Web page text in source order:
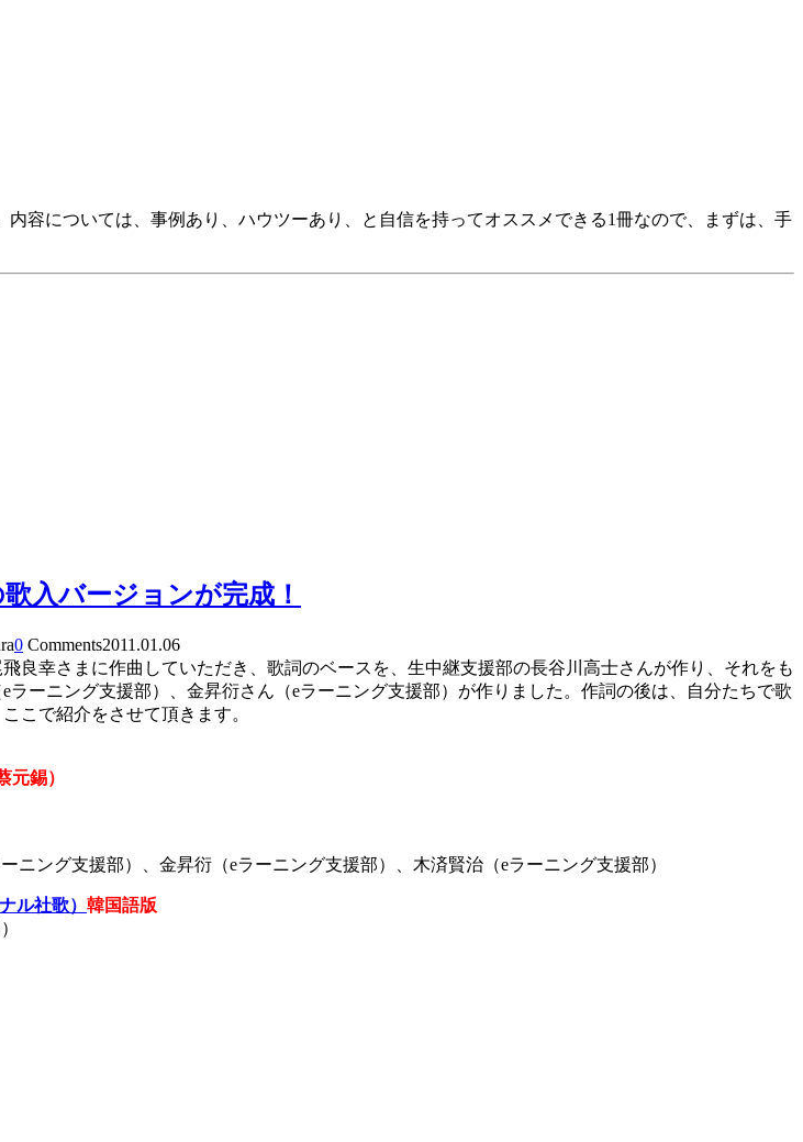
容については、事例あり、ハウツーあり、と自信を持ってオススメできる1冊なので、まずは、手
入バージョンが完成！
0 Comments2011.01.06
良幸さまに作曲していただき、歌詞のベースを、生中継支援部の長谷川高士さんが作り、それをも
ーニング支援部）、金昇衍さん（eラーニング支援部）が作りました。作詞の後は、自分たちで歌
こで紹介をさせて頂きます。
錫）
ング支援部）、金昇衍（eラーニング支援部）、木済賢治（eラーニング支援部）
ル社歌） 韓国語版